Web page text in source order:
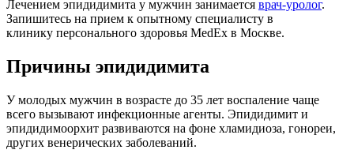
Лечением эпидидимита у мужчин занимается врач-уролог.
Запишитесь на прием к опытному специалисту в
клинику персонального здоровья MedEx в Москве.
Причины эпидидимита
У молодых мужчин в возрасте до 35 лет воспаление чаще
всего вызывают инфекционные агенты. Эпидидимит и
эпидидимоорхит развиваются на фоне хламидиоза, гонореи,
других венерических заболеваний.